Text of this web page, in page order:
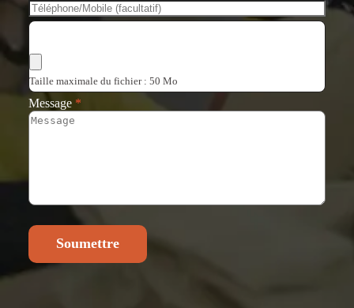
Taille maximale du fichier : 50 Mo
Message *
Soumettre